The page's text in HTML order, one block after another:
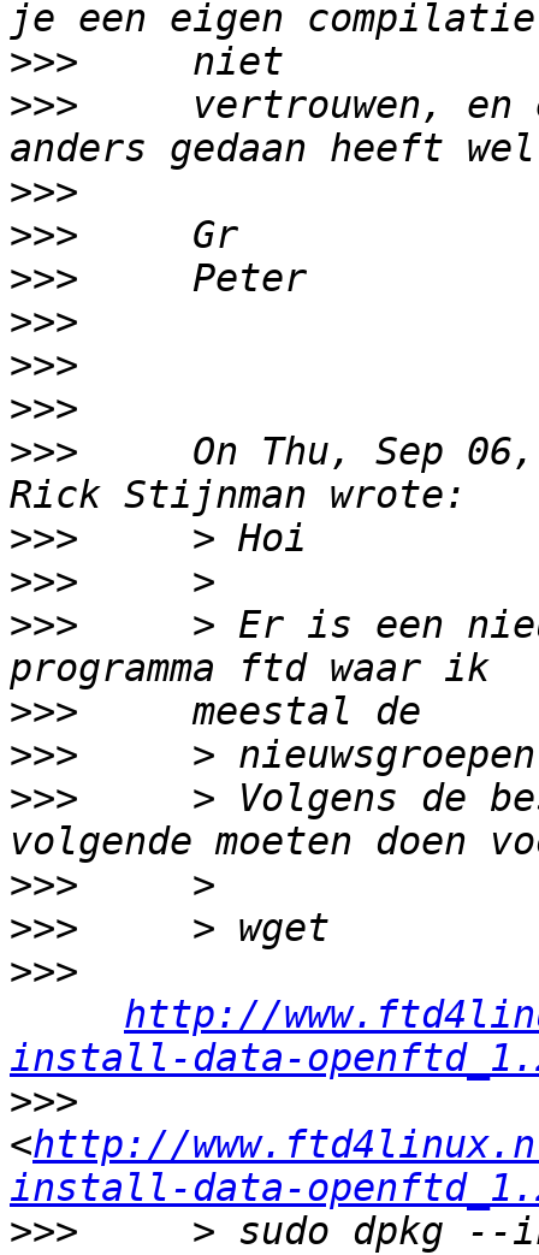
>>>
>>>
vertrouwen, en
>>>
>>>
>>>
>>>
>>>
>>>
>>>
On Thu, Sep
>>>
>>>
>>>
> Er is een
>>>
>>>
>>>
> Volgens de
>>>
>>>
>>>
http://
install-data-
>>>
<http://
install-data-
>>>
> sudo dpkg --